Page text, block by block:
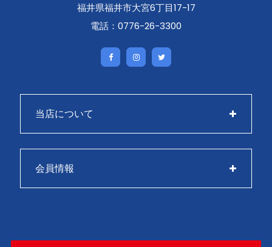
福井県福井市大宮6丁目17-17
電話：0776-26-3300
当店について
会員情報